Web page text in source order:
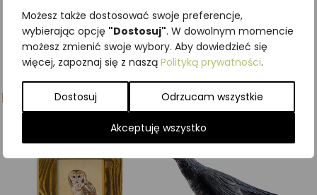
Możesz także dostosować swoje preferencje,
wybierając opcję "Dostosuj". W dowolnym momencie
możesz zmienić swoje wybory. Aby dowiedzieć się
więcej, zapoznaj się z naszą Polityką prywatności.
Dostosuj Odrzucam wszystkie
Akceptuję wszystko
Podobne produkty